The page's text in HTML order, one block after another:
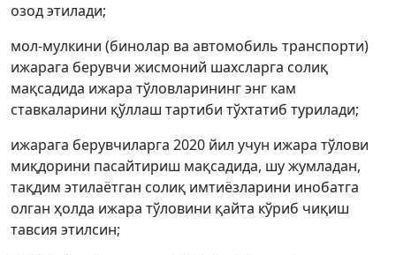
озод этилади;
мол-мулкини (бинолар ва автомобиль транспорти)
ижарага берувчи жисмоний шахсларга солиқ
мақсадида ижара тўловларининг энг кам
ставкаларини қўллаш тартиби тўхтатиб турилади;
ижарага берувчиларга 2020 йил учун ижара тўлови
миқдорини пасайтириш мақсадида, шу жумладан,
тақдим этилаётган солиқ имтиёзларини инобатга
олган ҳолда ижара тўловини қайта кўриб чиқиш
тавсия этилсин;